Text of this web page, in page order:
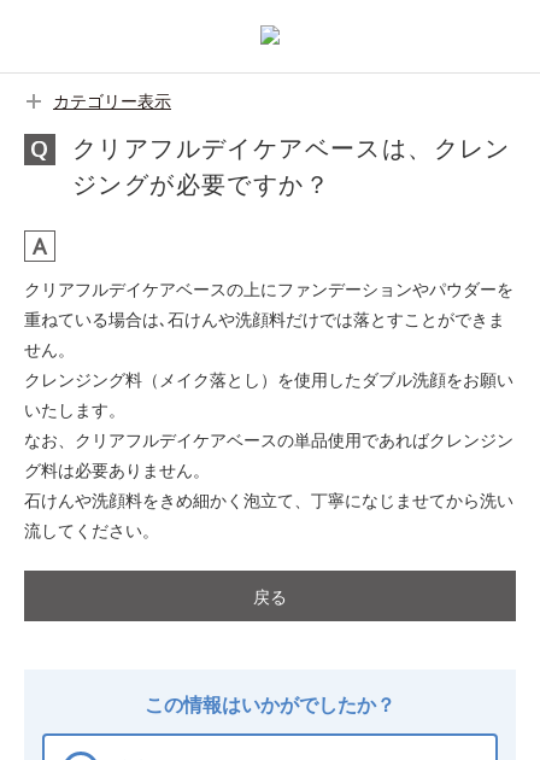
カテゴリー表示
クリアフルデイケアベースは、クレン
ジングが必要ですか？
クリアフルデイケアベースの上にファンデーションやパウダーを
重ねている場合は､石けんや洗顔料だけでは落とすことができま
せん。
クレンジング料（メイク落とし）を使用したダブル洗顔をお願い
いたします。
なお、クリアフルデイケアベースの単品使用であればクレンジン
グ料は必要ありません。
石けんや洗顔料をきめ細かく泡立て、丁寧になじませてから洗い
流してください。
戻る
この情報はいかがでしたか？